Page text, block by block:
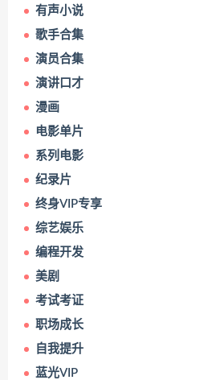
有声小说
歌手合集
演员合集
演讲口才
漫画
电影单片
系列电影
纪录片
终身VIP专享
综艺娱乐
编程开发
美剧
考试考证
职场成长
自我提升
蓝光VIP